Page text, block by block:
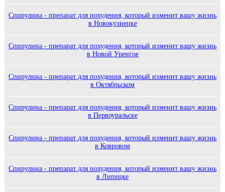
Спирулина - препарат для похудения, который изменит вашу жизнь
в Новокузнецке
Спирулина - препарат для похудения, который изменит вашу жизнь
в Новой Уренгое
Спирулина - препарат для похудения, который изменит вашу жизнь
в Октябрьском
Спирулина - препарат для похудения, который изменит вашу жизнь
в Первоуральске
Спирулина - препарат для похудения, который изменит вашу жизнь
в Ковровом
Спирулина - препарат для похудения, который изменит вашу жизнь
в Липецке